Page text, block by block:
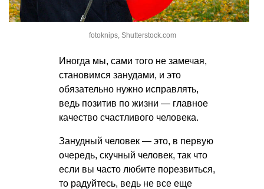
fotoknips, Shutterstock.com
Иногда мы, сами того не замечая,
становимся занудами, и это
обязательно нужно исправлять,
ведь позитив по жизни — главное
качество счастливого человека.
Занудный человек — это, в первую
очередь, скучный человек, так что
если вы часто любите порезвиться,
то радуйтесь, ведь не все еще